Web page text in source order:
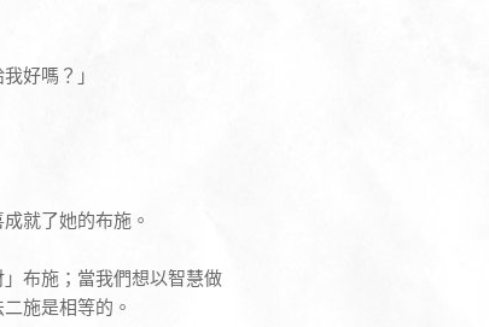
好嗎？」
就了她的布施。
布施；當我們想以智慧做
施是相等的。